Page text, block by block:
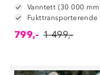
799,- 1 499,-